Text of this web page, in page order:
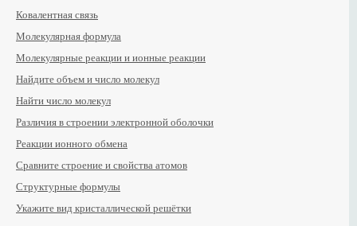
Ковалентная связь
Молекулярная формула
Молекулярные реакции и ионные реакции
Найдите объем и число молекул
Найти число молекул
Различия в строении электронной оболочки
Реакции ионного обмена
Сравните строение и свойства атомов
Структурные формулы
Укажите вид кристаллической решётки